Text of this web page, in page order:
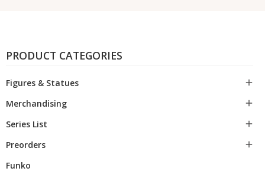
PRODUCT CATEGORIES
Figures & Statues 
Merchandising 
Series List 
Preorders 
Funko